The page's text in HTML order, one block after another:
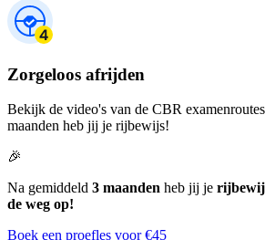
Zorgeloos afrijden
Bekijk de video's van de CBR
maanden heb jij je rijbewijs!
🎉
Na gemiddeld 3 maanden heb jij je
de weg op!
Boek een proefles voor €45